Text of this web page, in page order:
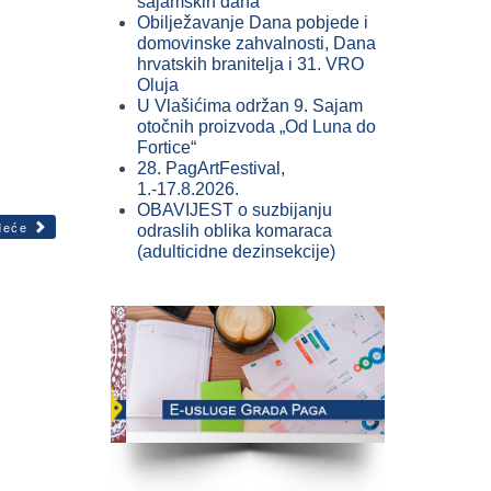
Obilježavanje Dana pobjede i
domovinske zahvalnosti, Dana
hrvatskih branitelja i 31. VRO
Oluja
U Vlašićima održan 9. Sajam
otočnih proizvoda „Od Luna do
Fortice“
28. PagArtFestival,
1.-17.8.2026.
OBAVIJEST o suzbijanju
odraslih oblika komaraca
(adulticidne dezinsekcije)